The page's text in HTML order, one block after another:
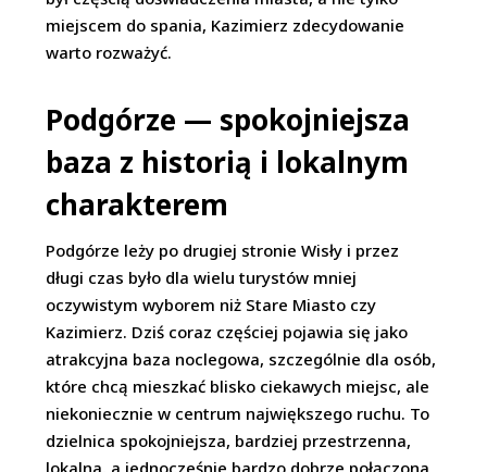
miejscem do spania, Kazimierz zdecydowanie
warto rozważyć.
Podgórze — spokojniejsza
baza z historią i lokalnym
charakterem
Podgórze leży po drugiej stronie Wisły i przez
długi czas było dla wielu turystów mniej
oczywistym wyborem niż Stare Miasto czy
Kazimierz. Dziś coraz częściej pojawia się jako
atrakcyjna baza noclegowa, szczególnie dla osób,
które chcą mieszkać blisko ciekawych miejsc, ale
niekoniecznie w centrum największego ruchu. To
dzielnica spokojniejsza, bardziej przestrzenna,
lokalna, a jednocześnie bardzo dobrze połączona